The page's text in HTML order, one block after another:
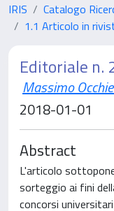
IRIS Catalogo
1.1 Articolo in
Editoriale n.
Massimo
2018-01-01
Abstract
L'articolo
sorteggio ai fini
concorsi